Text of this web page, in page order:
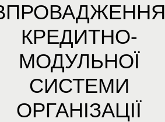
КРЕДИТНО-
МОДУЛЬНОЇ
СИСТЕМИ
ОРГАНІЗАЦІЇ